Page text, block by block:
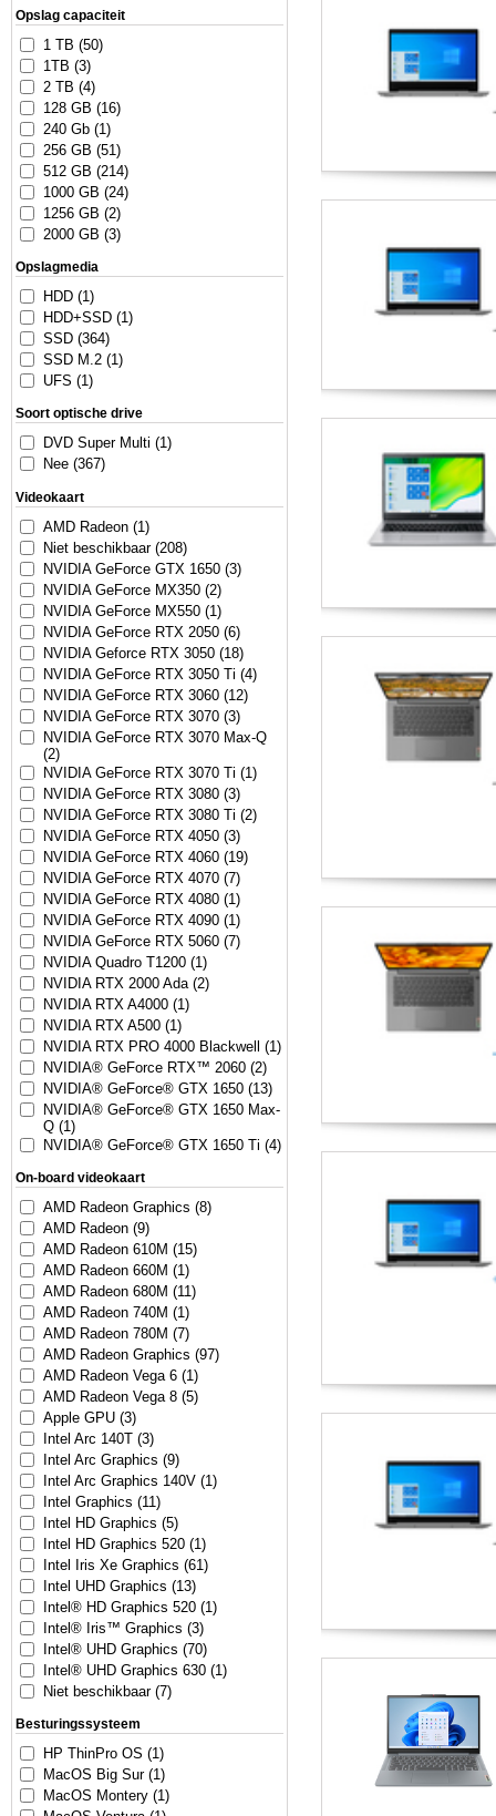
Opslag capaciteit
1 TB (50)
1TB (3)
2 TB (4)
128 GB (16)
240 Gb (1)
256 GB (51)
512 GB (214)
1000 GB (24)
1256 GB (2)
2000 GB (3)
Opslagmedia
HDD (1)
HDD+SSD (1)
SSD (364)
SSD M.2 (1)
UFS (1)
Soort optische drive
DVD Super Multi (1)
Nee (367)
Videokaart
AMD Radeon (1)
Niet beschikbaar (208)
NVIDIA GeForce GTX 1650 (3)
NVIDIA GeForce MX350 (2)
NVIDIA GeForce MX550 (1)
NVIDIA GeForce RTX 2050 (6)
NVIDIA Geforce RTX 3050 (18)
NVIDIA GeForce RTX 3050 Ti (4)
NVIDIA GeForce RTX 3060 (12)
NVIDIA GeForce RTX 3070 (3)
NVIDIA GeForce RTX 3070 Max-Q
(2)
NVIDIA GeForce RTX 3070 Ti (1)
NVIDIA GeForce RTX 3080 (3)
NVIDIA GeForce RTX 3080 Ti (2)
NVIDIA GeForce RTX 4050 (3)
NVIDIA GeForce RTX 4060 (19)
NVIDIA GeForce RTX 4070 (7)
NVIDIA GeForce RTX 4080 (1)
NVIDIA GeForce RTX 4090 (1)
NVIDIA GeForce RTX 5060 (7)
NVIDIA Quadro T1200 (1)
NVIDIA RTX 2000 Ada (2)
NVIDIA RTX A4000 (1)
NVIDIA RTX A500 (1)
NVIDIA RTX PRO 4000 Blackwell (1)
NVIDIA® GeForce RTX™ 2060 (2)
NVIDIA® GeForce® GTX 1650 (13)
NVIDIA® GeForce® GTX 1650 Max-
Q (1)
NVIDIA® GeForce® GTX 1650 Ti (4)
On-board videokaart
AMD Radeon Graphics (8)
AMD Radeon (9)
AMD Radeon 610M (15)
AMD Radeon 660M (1)
AMD Radeon 680M (11)
AMD Radeon 740M (1)
AMD Radeon 780M (7)
AMD Radeon Graphics (97)
AMD Radeon Vega 6 (1)
AMD Radeon Vega 8 (5)
Apple GPU (3)
Intel Arc 140T (3)
Intel Arc Graphics (9)
Intel Arc Graphics 140V (1)
Intel Graphics (11)
Intel HD Graphics (5)
Intel HD Graphics 520 (1)
Intel Iris Xe Graphics (61)
Intel UHD Graphics (13)
Intel® HD Graphics 520 (1)
Intel® Iris™ Graphics (3)
Intel® UHD Graphics (70)
Intel® UHD Graphics 630 (1)
Niet beschikbaar (7)
Besturingssysteem
HP ThinPro OS (1)
MacOS Big Sur (1)
MacOS Montery (1)